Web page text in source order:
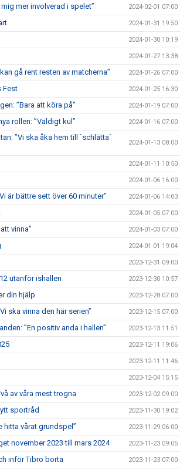
mer involverad i spelet” 2024-02-01 07:00
2024-01-31 19:50
2024-01-30 10:19
2024-01-27 13:38
gå rent resten av matcherna” 2024-01-26 07:00
Fest 2024-01-25 16:30
”Bara att köra på" 2024-01-19 07:00
rollen: ”Väldigt kul” 2024-01-16 07:00
”Vi ska åka hem till `schlätta´
2024-01-13 08:00
2024-01-11 10:50
2024-01-06 16:00
är bättre sett över 60 minuter” 2024-01-06 14:03
2024-01-05 07:00
vinna” 2024-01-03 07:00
2024-01-01 19:04
2023-12-31 09:00
utanför ishallen 2023-12-30 10:57
din hjälp 2023-12-28 07:00
ska vinna den här serien” 2023-12-15 07:00
”En positiv anda i hallen” 2023-12-13 11:51
2023-12-11 19:06
2023-12-11 11:46
2023-12-04 15:15
av våra mest trogna 2023-12-02 09:00
sportråd 2023-11-30 19:02
hitta vårat grundspel” 2023-11-29 06:00
november 2023 till mars 2024 2023-11-23 09:05
inför Tibro borta 2023-11-23 07:00